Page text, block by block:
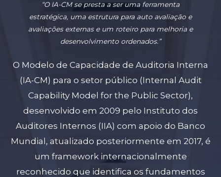
“O IA-CM se presta a ser uma ferramenta
estratégica, uma estrutura para auto avaliação e
avaliações externas e um roteiro para melhoria e
desenvolvimento ordenados.”
O Modelo de Capacidade de Auditoria Interna
(IA-CM) para o setor público (Internal Audit
Capability Model for the Public Sector),
desenvolvido em 2009 pelo Instituto dos
Auditores Internos (IIA) com apoio do Banco
Mundial, atualizado posteriormente em 2017, é
um framework internacionalmente
reconhecido que identifica os fundamentos